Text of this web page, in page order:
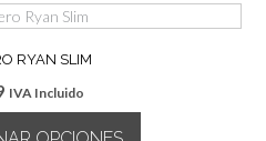
producto
tiene
múltiples
Las
opciones
RYAN SLIM
IVA Incluido